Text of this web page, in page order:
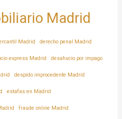
Madrid
Madrid derecho penal Madrid
express Madrid desahucio por impago
despido improcedente Madrid
estafas en Madrid
fraude online Madrid